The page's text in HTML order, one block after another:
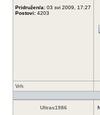
Pridružen/a: 03 svi 2009, 17:27
Postovi: 4203
Vrh
Ultras1986